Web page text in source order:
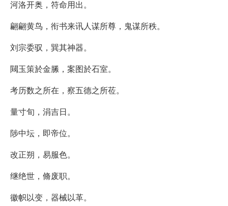
河洛开奥，符命用出。
翩翩黄鸟，衔书来讯人谋所尊，鬼谋所秩。
刘宗委驭，巽其神器。
闚玉策於金縢，案图於石室。
考历数之所在，察五德之所莅。
量寸旬，涓吉日。
陟中坛，即帝位。
改正朔，易服色。
继绝世，脩废职。
徽帜以变，器械以革。